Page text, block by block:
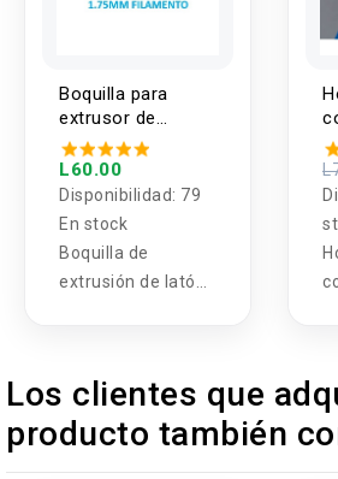
Boquilla para
extrusor de
impresora 3D
1.75MM V6
L60.00
Disponibilidad: 79
En stock
Boquilla de
extrusión de latón
impresora 3d
calefacción M6
Los clientes que
producto también